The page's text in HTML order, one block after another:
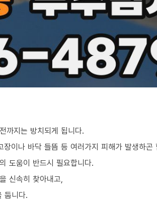
까지는 방치되게 됩니다.
이나 바닥 들뜸 등 여러가지 피해가 발생하곤
도움이 반드시 필요합니다.
신속히 찾아내고,
둡니다.